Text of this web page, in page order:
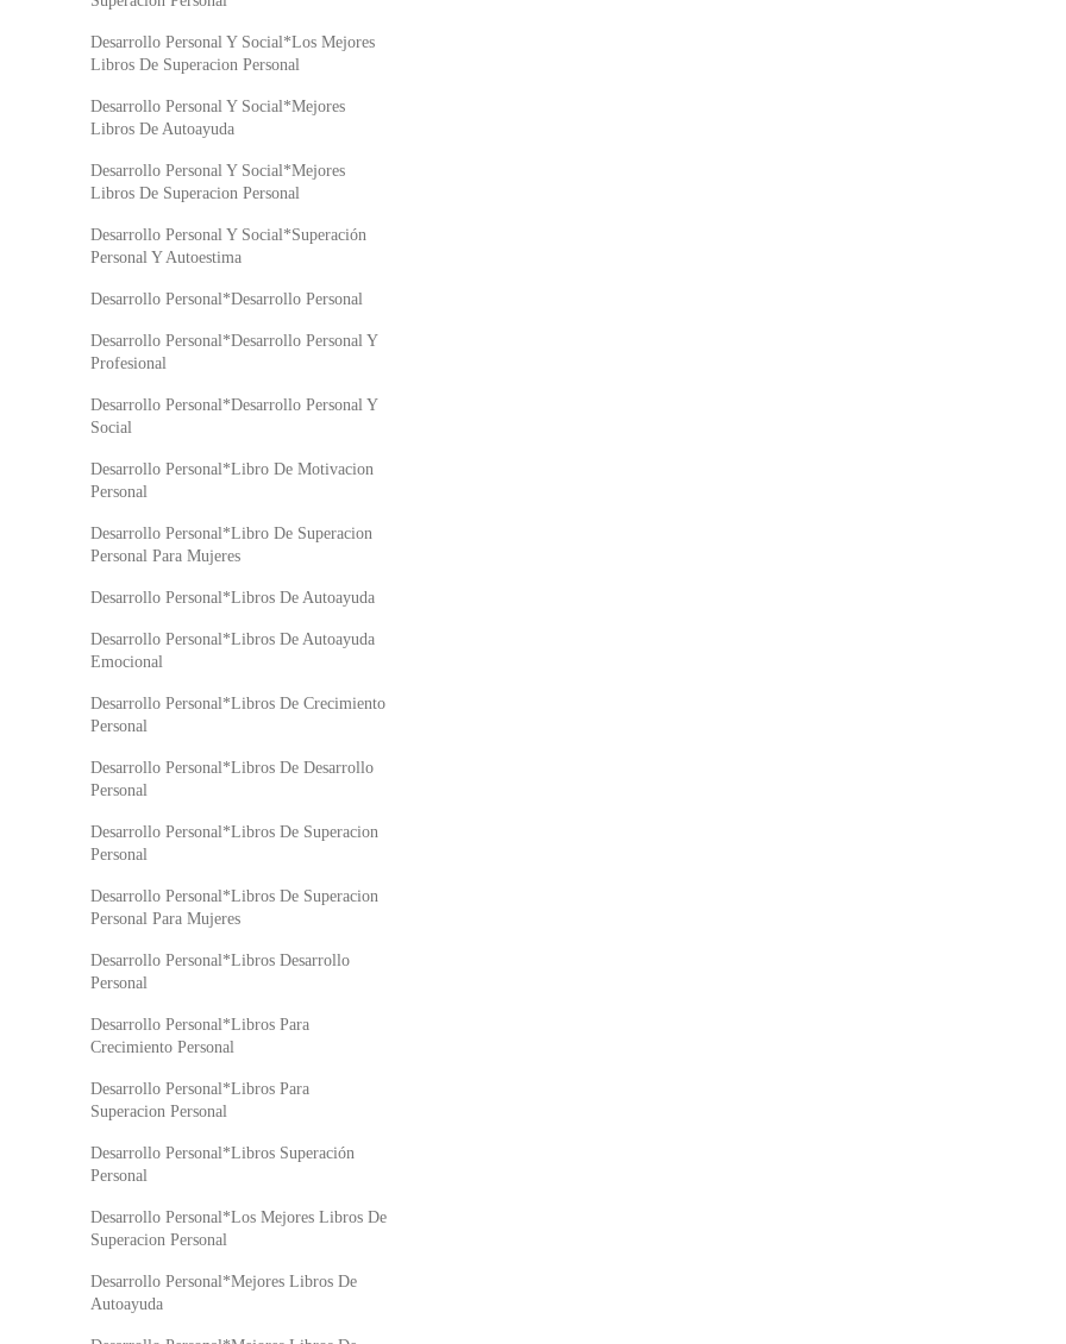
Desarrollo Personal Y Social*Los Mejores
Libros De Superacion Personal
Desarrollo Personal Y Social*Mejores
Libros De Autoayuda
Desarrollo Personal Y Social*Mejores
Libros De Superacion Personal
Desarrollo Personal Y Social*Superación
Personal Y Autoestima
Desarrollo Personal*Desarrollo Personal
Desarrollo Personal*Desarrollo Personal Y
Profesional
Desarrollo Personal*Desarrollo Personal Y
Social
Desarrollo Personal*Libro De Motivacion
Personal
Desarrollo Personal*Libro De Superacion
Personal Para Mujeres
Desarrollo Personal*Libros De Autoayuda
Desarrollo Personal*Libros De Autoayuda
Emocional
Desarrollo Personal*Libros De Crecimiento
Personal
Desarrollo Personal*Libros De Desarrollo
Personal
Desarrollo Personal*Libros De Superacion
Personal
Desarrollo Personal*Libros De Superacion
Personal Para Mujeres
Desarrollo Personal*Libros Desarrollo
Personal
Desarrollo Personal*Libros Para
Crecimiento Personal
Desarrollo Personal*Libros Para
Superacion Personal
Desarrollo Personal*Libros Superación
Personal
Desarrollo Personal*Los Mejores Libros De
Superacion Personal
Desarrollo Personal*Mejores Libros De
Autoayuda